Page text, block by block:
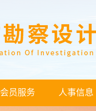
会员服务 人事信息